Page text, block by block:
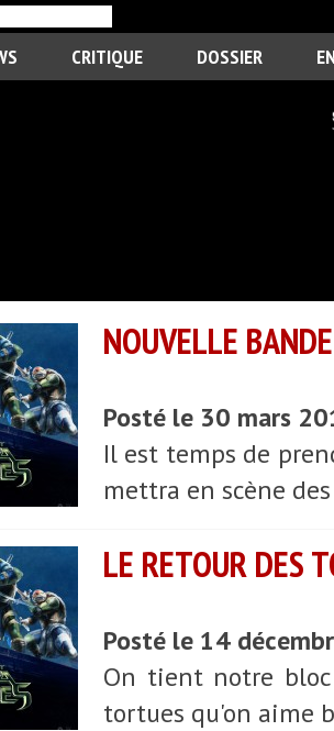
CRITIQUE DOSSIER
NOUVELLE
Posté le 30 mars
Il est temps de
mettra en scène
LE RETOUR DES
Posté le 14
On tient notre
tortues qu'on aime